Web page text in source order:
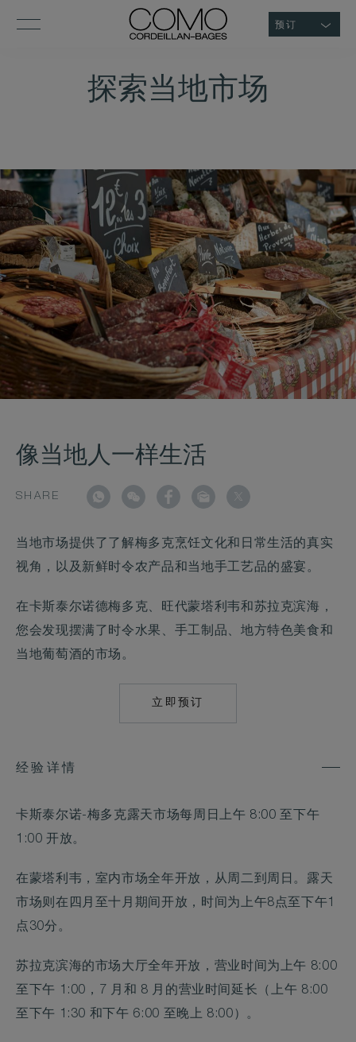
预订
探索当地市场
像当地人一样生活
SHARE
当地市场提供了了解梅多克烹饪文化和日常生活的真实
视角，以及新鲜时令农产品和当地手工艺品的盛宴。
在卡斯泰尔诺德梅多克、旺代蒙塔利韦和苏拉克滨海，
您会发现摆满了时令水果、手工制品、地方特色美食和
当地葡萄酒的市场。
立即预订
MAILTO:
经验详情
卡斯泰尔诺-梅多克露天市场每周日上午 8:00 至下午
1:00 开放。
在蒙塔利韦，室内市场全年开放，从周二到周日。露天
市场则在四月至十月期间开放，时间为上午8点至下午1
点30分。
苏拉克滨海的市场大厅全年开放，营业时间为上午 8:00
至下午 1:00，7 月和 8 月的营业时间延长（上午 8:00
至下午 1:30 和下午 6:00 至晚上 8:00）。